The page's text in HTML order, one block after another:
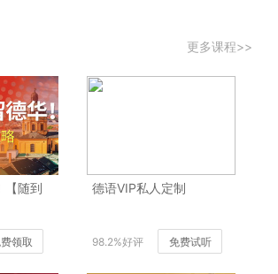
更多课程>>
【随到
领取
德语VIP私人定制
98.2%好评 免费试听